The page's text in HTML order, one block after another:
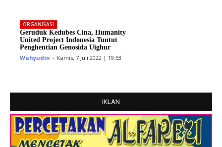
ORGANISASI
Geruduk Kedubes Cina, Humanity
United Project Indonesia Tuntut
Penghentian Genosida Uighur
Wahyudin - Kamis, 7 Juli 2022 | 19:53
IKLAN